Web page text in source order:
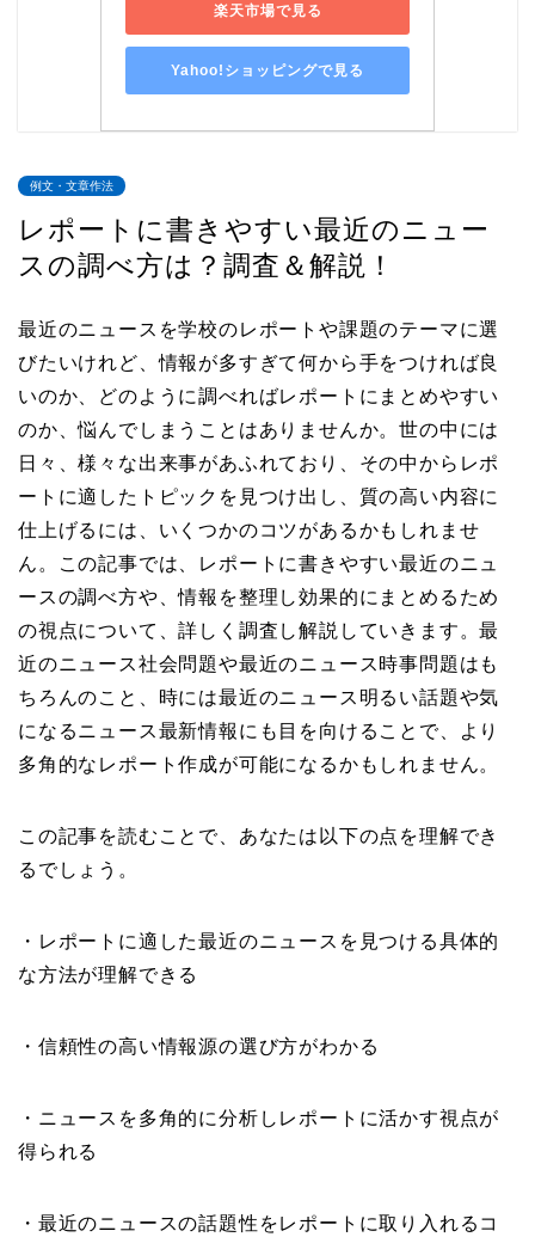
楽天市場で見る
Yahoo!ショッピングで見る
例文・文章作法
レポートに書きやすい最近のニュー
スの調べ方は？調査＆解説！
最近のニュースを学校のレポートや課題のテーマに選
びたいけれど、情報が多すぎて何から手をつければ良
いのか、どのように調べればレポートにまとめやすい
のか、悩んでしまうことはありませんか。世の中には
日々、様々な出来事があふれており、その中からレポ
ートに適したトピックを見つけ出し、質の高い内容に
仕上げるには、いくつかのコツがあるかもしれませ
ん。この記事では、レポートに書きやすい最近のニュ
ースの調べ方や、情報を整理し効果的にまとめるため
の視点について、詳しく調査し解説していきます。最
近のニュース社会問題や最近のニュース時事問題はも
ちろんのこと、時には最近のニュース明るい話題や気
になるニュース最新情報にも目を向けることで、より
多角的なレポート作成が可能になるかもしれません。
この記事を読むことで、あなたは以下の点を理解でき
るでしょう。
・レポートに適した最近のニュースを見つける具体的
な方法が理解できる
・信頼性の高い情報源の選び方がわかる
・ニュースを多角的に分析しレポートに活かす視点が
得られる
・最近のニュースの話題性をレポートに取り入れるコ